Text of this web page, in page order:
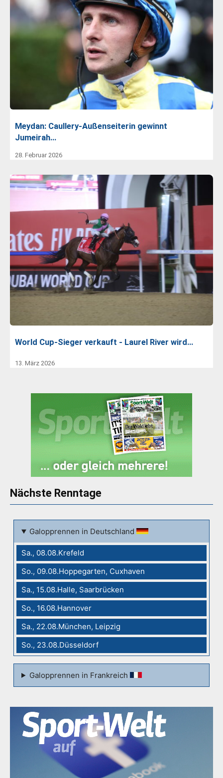
Meydan: Caullery-Außenseiterin gewinnt
Jumeirah…
28. Februar 2026
World Cup-Sieger verkauft - Laurel River wird…
13. März 2026
Nächste Renntage
Galopprennen in Deutschland
Sa., 08.08.Krefeld
So., 09.08.Hoppegarten, Cuxhaven
Sa., 15.08.Halle, Saarbrücken
So., 16.08.Hannover
Sa., 22.08.München, Leipzig
So., 23.08.Düsseldorf
Galopprennen in Frankreich